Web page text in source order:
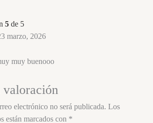
5 de 5
marzo, 2026
muy buenooo
electrónico no será publicada. Los
están marcados con *